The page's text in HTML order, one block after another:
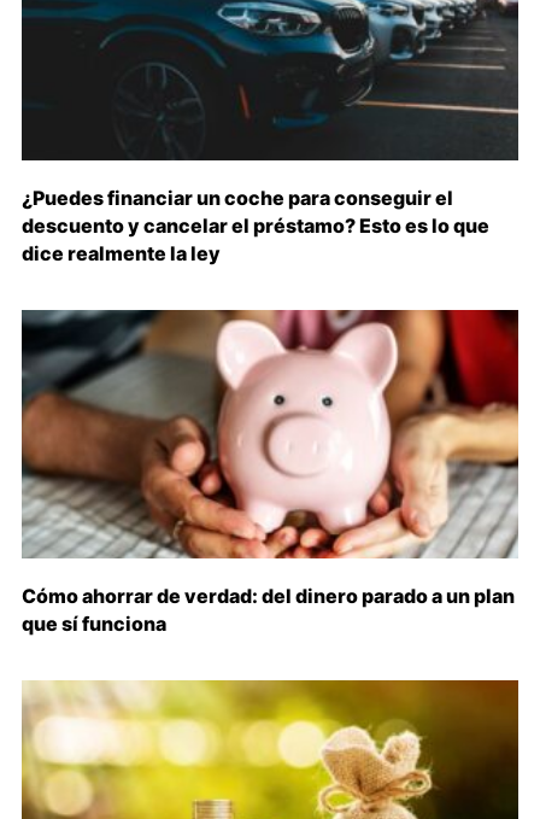
¿Puedes financiar un coche para conseguir el
descuento y cancelar el préstamo? Esto es lo que
dice realmente la ley
Cómo ahorrar de verdad: del dinero parado a un plan
que sí funciona